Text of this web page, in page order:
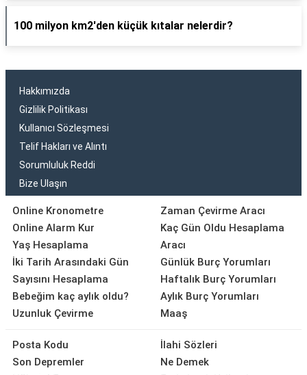
100 milyon km2'den küçük kıtalar nelerdir?
Hakkımızda
Gizlilik Politikası
Kullanıcı Sözleşmesi
Telif Hakları ve Alıntı
Sorumluluk Reddi
Bize Ulaşın
Online Kronometre
Online Alarm Kur
Yaş Hesaplama
İki Tarih Arasındaki Gün
Sayısını Hesaplama
Bebeğim kaç aylık oldu?
Uzunluk Çevirme
Zaman Çevirme Aracı
Kaç Gün Oldu Hesaplama
Aracı
Günlük Burç Yorumları
Haftalık Burç Yorumları
Aylık Burç Yorumları
Maaş
Posta Kodu
Son Depremler
İlahi Sözleri
Ne Demek